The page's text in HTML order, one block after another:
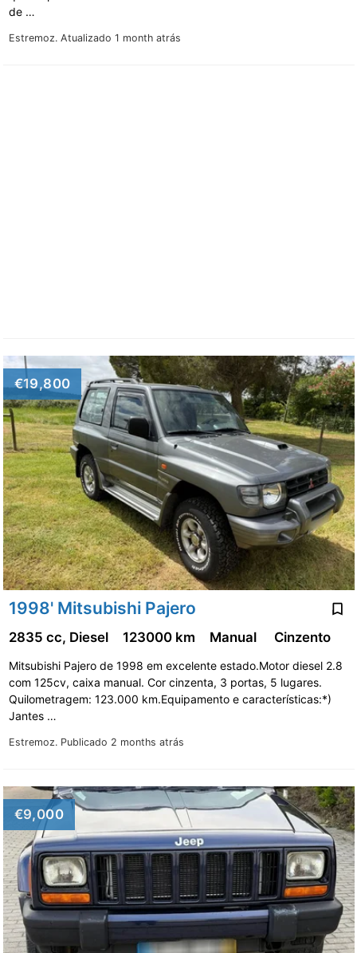
Estremoz. Atualizado 1 month atrás
de …
€19,800
1998' Mitsubishi Pajero
Estremoz. Publicado 2 months atrás
2835 cc, Diesel 123000 km Manual Cinzento
Mitsubishi Pajero de 1998 em excelente estado.Motor diesel 2.8
com 125cv, caixa manual. Cor cinzenta, 3 portas, 5 lugares.
Quilometragem: 123.000 km.Equipamento e características:*)
Jantes …
€9,000